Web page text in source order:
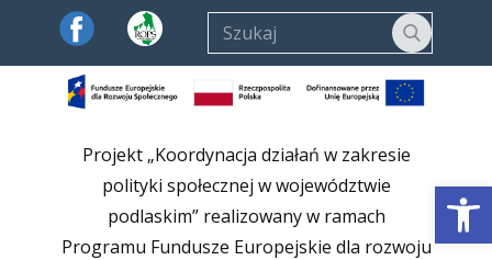
Projekt „Koordynacja działań w zakresie
polityki społecznej w województwie
podlaskim” realizowany w ramach
Programu Fundusze Europejskie dla rozwoju
Aktualności